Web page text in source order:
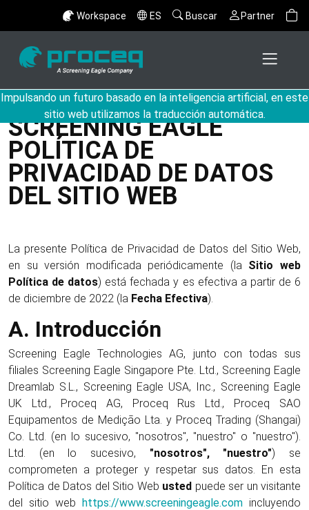
Workspace ES Buscar Partner
Impulsando un futuro basado en la inteligencia artificial, en este
sitio web utilizamos la traducción automática.
SCREENING EAGLE
POLÍTICA DE
PRIVACIDAD DE DATOS
DEL SITIO WEB
La presente Política de Privacidad de Datos del Sitio Web,
en su versión modificada periódicamente (la Sitio web
Política de datos) está fechada y es efectiva a partir de 6
de diciembre de 2022 (la Fecha Efectiva).
A. Introducción
Screening Eagle Technologies AG, junto con todas sus
filiales Screening Eagle Singapore Pte. Ltd., Screening Eagle
Dreamlab S.L., Screening Eagle USA, Inc., Screening Eagle
UK Ltd., Proceq AG, Proceq Rus Ltd., Proceq SAO
Equipamentos de Medição Lta. y Proceq Trading (Shangai)
Co. Ltd. (en lo sucesivo, "nosotros", "nuestro" o "nuestro").
Ltd. (en lo sucesivo, "nosotros", "nuestro") se
comprometen a proteger y respetar sus datos. En esta
Política de Datos del Sitio Web usted puede ser un visitante
del sitio web https://www.screeningeagle.com incluyendo